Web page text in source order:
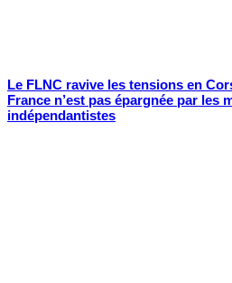
Le FLNC ravive les tensions en
France n’est pas épargnée par les
indépendantistes